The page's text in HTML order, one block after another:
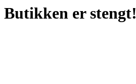
Butikken er stengt!